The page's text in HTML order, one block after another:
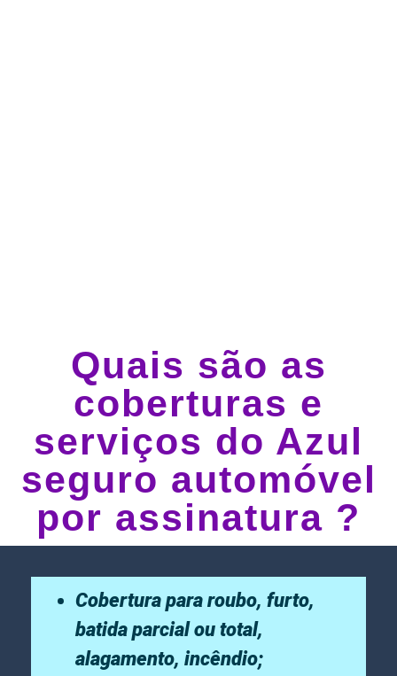
Quais são as
coberturas e
serviços do Azul
seguro automóvel
por assinatura ?
Cobertura para roubo, furto,
batida parcial ou total,
alagamento, incêndio;